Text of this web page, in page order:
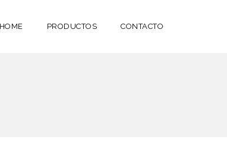
HOME PRODUCTOS CONTACTO